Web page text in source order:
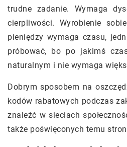
trudne zadanie. Wymaga
cierpliwości. Wyrobienie
pieniędzy wymaga czasu,
próbować, bo po jakimś
naturalnym i nie wymaga
Dobrym sposobem na
kodów rabatowych podczas
znaleźć w sieciach
także poświęconych temu